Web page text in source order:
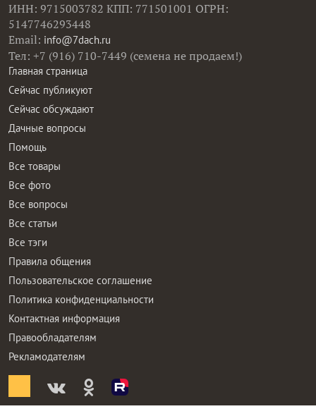
ИНН: 9715003782 КПП: 771501001 ОГРН:
5147746293448
Email: info@7dach.ru
Тел: +7 (916) 710-7449 (семена не продаем!)
Главная страница
Сейчас публикуют
Сейчас обсуждают
Дачные вопросы
Помощь
Все товары
Все фото
Все вопросы
Все статьи
Все тэги
Правила общения
Пользовательское соглашение
Политика конфиденциальности
Контактная информация
Правообладателям
Рекламодателям